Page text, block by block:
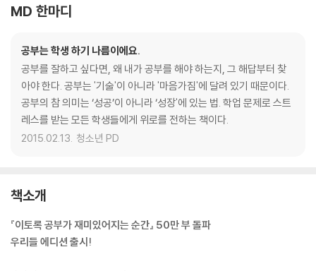
MD 한마디
공부는 학생 하기 나름이에요.
공부를 잘하고 싶다면, 왜 내가 공부를 해야 하는지, 그 해답부터 찾
아야 한다. 공부는 '기술'이 아니라 '마음가짐'에 달려 있기 때문이다.
공부의 참 의미는 ‘성공’이 아니라 ‘성장'에 있는 법. 학업 문제로 스트
레스를 받는 모든 학생들에게 위로를 전하는 책이다.
2015.02.13. 청소년 PD
책소개
『이토록 공부가 재미있어지는 순간』 50만 부 돌파
우리들 에디션 출시!